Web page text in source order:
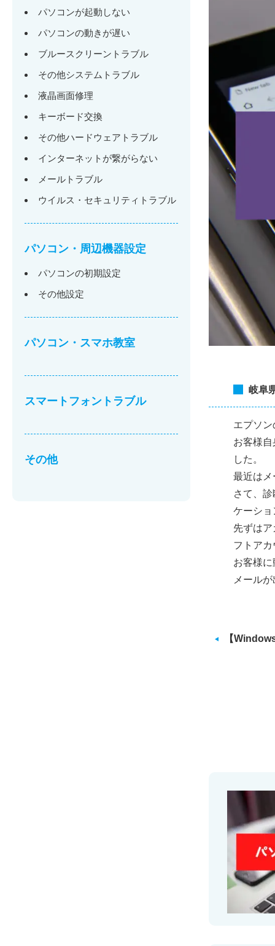
パソコンが起動しない
パソコンの動きが遅い
ブルースクリーントラブル
その他システムトラブル
液晶画面修理
キーボード交換
その他ハードウェアトラブル
インターネットが繋がらない
メールトラブル
ウイルス・セキュリティトラブル
パソコン・周辺機器設定
パソコンの初期設定
その他設定
パソコン・スマホ教室
スマートフォントラブル
その他
岐阜
エプソ
お客様
した。
最近はメ
さて、
ケーシ
先ずは
フトア
お客様
メール
【